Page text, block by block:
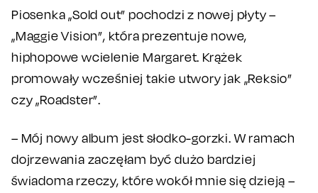
Piosenka „Sold out” pochodzi z nowej płyty –
„Maggie Vision”, która prezentuje nowe,
hiphopowe wcielenie Margaret. Krążek
promowały wcześniej takie utwory jak „Reksio”
czy „Roadster”.
– Mój nowy album jest słodko-gorzki. W ramach
dojrzewania zaczęłam być dużo bardziej
świadoma rzeczy, które wokół mnie się dzieją –